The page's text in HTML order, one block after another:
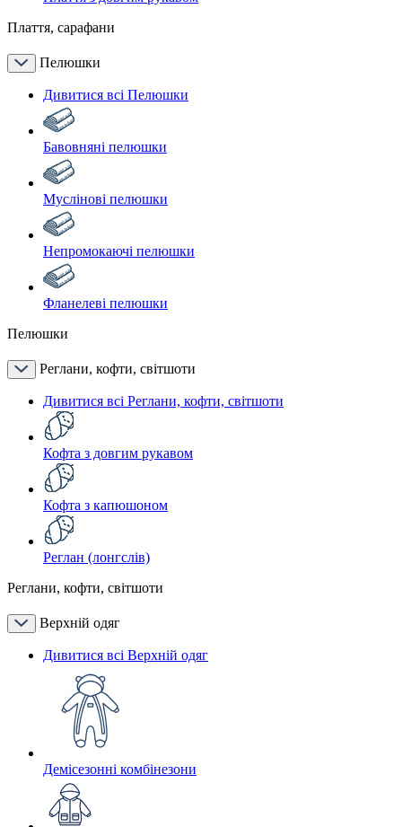
Плаття, сарафани
Пелюшки
Дивитися всі Пелюшки
Бавовняні пелюшки
Муслінові пелюшки
Непромокаючі пелюшки
Фланелеві пелюшки
Пелюшки
Реглани, кофти, світшоти
Дивитися всі Реглани, кофти, світшоти
Кофта з довгим рукавом
Кофта з капюшоном
Реглан (лонгслів)
Реглани, кофти, світшоти
Верхній одяг
Дивитися всі Верхній одяг
Демісезонні комбінезони